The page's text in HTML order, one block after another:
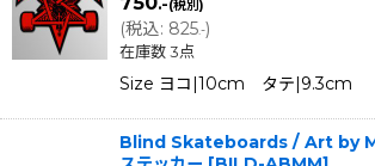
.-(税別)
(税込: 825.-)
在庫数 3点
Size ヨコ|10cm タテ|9.3cm
Blind Skateboards / Art by